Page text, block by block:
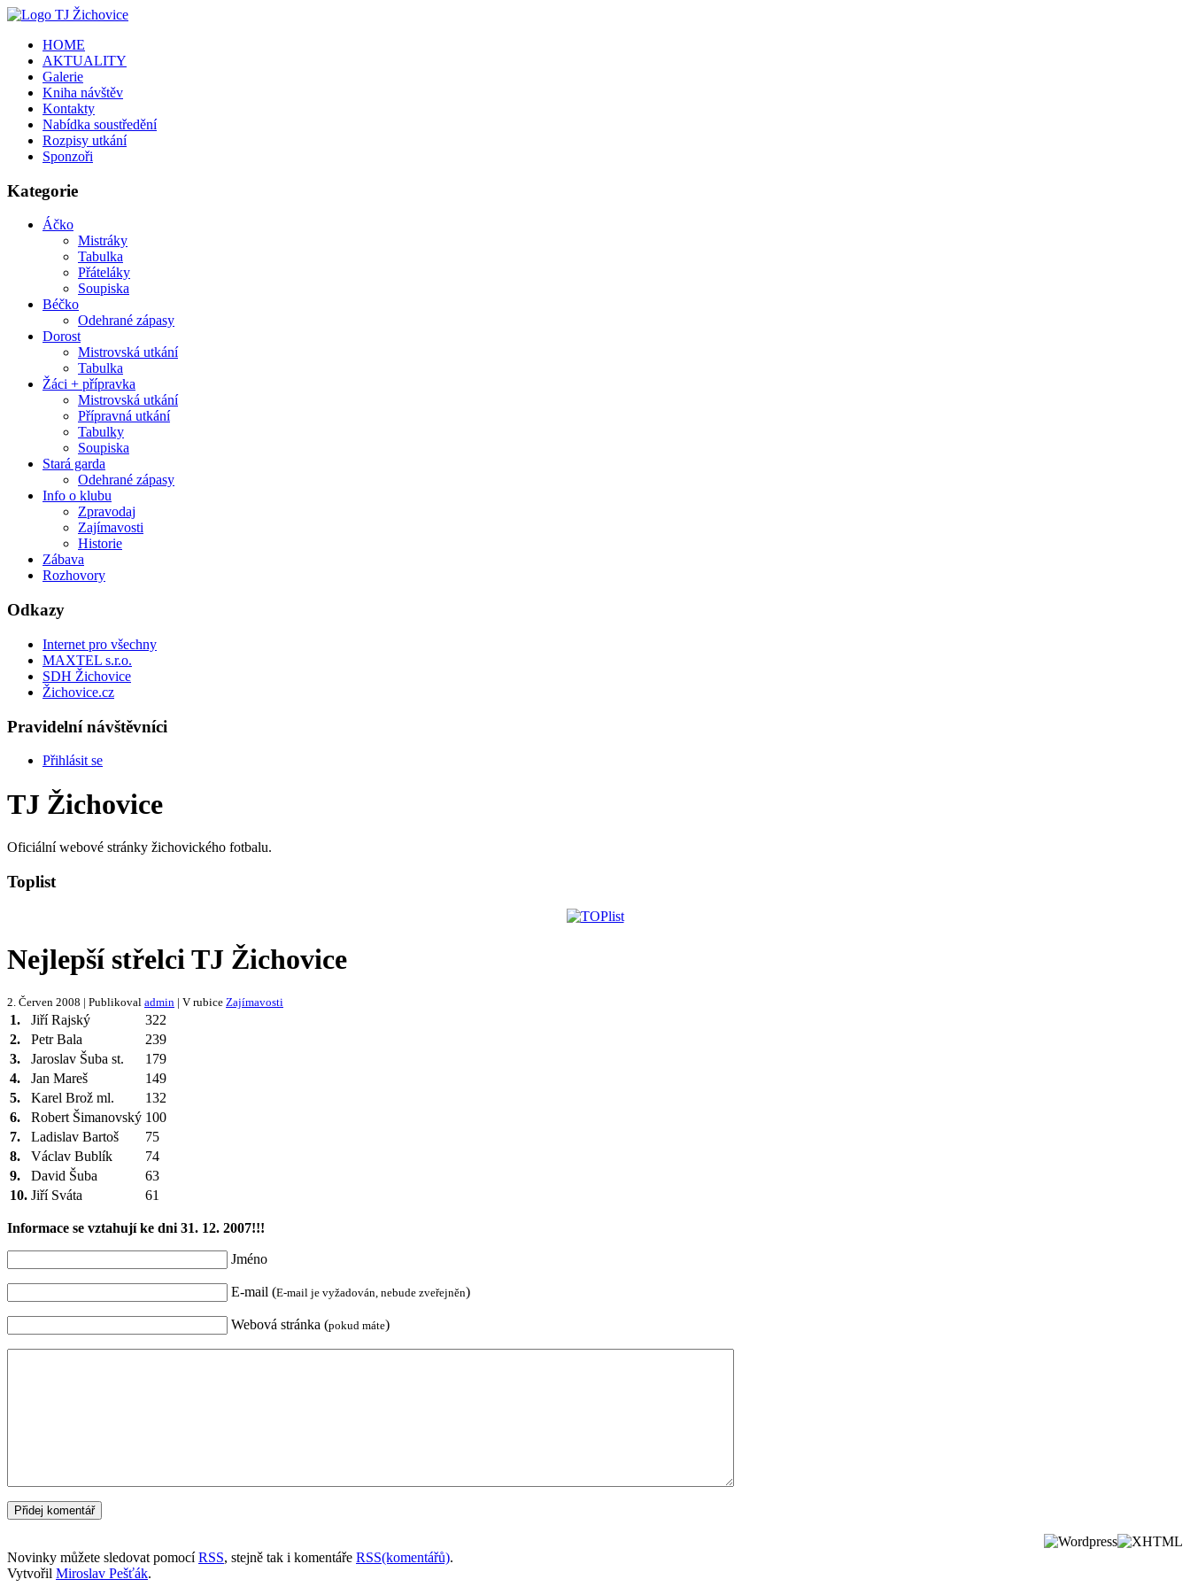
HOME
AKTUALITY
Galerie
Kniha návštěv
Kontakty
Nabídka soustředění
Rozpisy utkání
Sponzoři
Kategorie
Áčko
Mistráky
Tabulka
Přáteláky
Soupiska
Béčko
Odehrané zápasy
Dorost
Mistrovská utkání
Tabulka
Žáci + přípravka
Mistrovská utkání
Přípravná utkání
Tabulky
Soupiska
Stará garda
Odehrané zápasy
Info o klubu
Zpravodaj
Zajímavosti
Historie
Zábava
Rozhovory
Odkazy
Internet pro všechny
MAXTEL s.r.o.
SDH Žichovice
Žichovice.cz
Pravidelní návštěvníci
Přihlásit se
TJ Žichovice
Oficiální webové stránky žichovického fotbalu.
Toplist
Nejlepší střelci TJ Žichovice
2. Červen 2008 | Publikoval admin | V rubice Zajímavosti
1. Jiří Rajský
322
2.
Petr Bala
239
3.
Jaroslav Šuba st.
179
4.
Jan Mareš
149
5.
Karel Brož ml.
132
6.
Robert Šimanovský 100
7.
Ladislav Bartoš
75
8.
Václav Bublík
74
9.
David Šuba
63
10. Jiří Sváta 61
Informace se vztahují ke dni 31. 12. 2007!!!
Jméno
E-mail (E-mail je vyžadován, nebude zveřejněn)
Webová stránka (pokud máte)
Novinky můžete sledovat pomocíRSS, stejně tak i komentáře RSS(komentářů).
Vytvořil Miroslav Pešťák.